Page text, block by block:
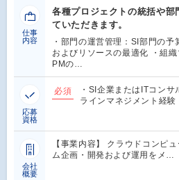
仕事
内容
各種プロジェクトの統括や部
ていただきます。
・部門の運営管理：SI部門の予
およびリソースの最適化 ・組
PMの…
応募
資格
必須
・SI企業またはITコン
ラインマネジメント経験
会社
概要
【事業内容】 クラウドコンピ
ム企画・開発および運用をメ…